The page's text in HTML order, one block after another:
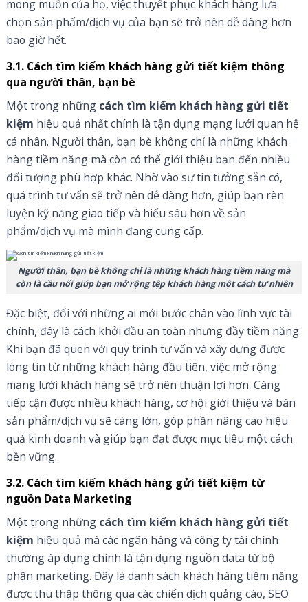
mong muốn của họ, việc thuyết phục khách hàng lựa
chọn sản phẩm/dịch vụ của bạn sẽ trở nên dễ dàng hơn
bao giờ hết.
3.1. Cách tìm kiếm khách hàng gửi tiết kiệm thông
qua người thân, bạn bè
Một trong những cách tìm kiếm khách hàng gửi tiết
kiệm hiệu quả nhất chính là tận dụng mạng lưới quan hệ
cá nhân. Người thân, bạn bè không chỉ là những khách
hàng tiềm năng mà còn có thể giới thiệu bạn đến nhiều
đối tượng phù hợp khác. Nhờ vào sự tin tưởng sẵn có,
quá trình tư vấn sẽ trở nên dễ dàng hơn, giúp bạn rèn
luyện kỹ năng giao tiếp và hiểu sâu hơn về sản
phẩm/dịch vụ mà mình đang cung cấp.
Người thân, bạn bè không chỉ là những khách hàng tiềm năng mà
còn là cầu nối giúp bạn mở rộng tệp khách hàng một cách tự nhiên
Đặc biệt, đối với những ai mới bước chân vào lĩnh vực tài
chính, đây là cách khởi đầu an toàn nhưng đầy tiềm năng.
Khi bạn đã quen với quy trình tư vấn và xây dựng được
lòng tin từ những khách hàng đầu tiên, việc mở rộng
mạng lưới khách hàng sẽ trở nên thuận lợi hơn. Càng
tiếp cận được nhiều khách hàng, cơ hội giới thiệu và bán
sản phẩm/dịch vụ sẽ càng lớn, góp phần nâng cao hiệu
quả kinh doanh và giúp bạn đạt được mục tiêu một cách
bền vững.
3.2. Cách tìm kiếm khách hàng gửi tiết kiệm từ
nguồn Data Marketing
Một trong những cách tìm kiếm khách hàng gửi tiết
kiệm hiệu quả mà các ngân hàng và công ty tài chính
thường áp dụng chính là tận dụng nguồn data từ bộ
phận marketing. Đây là danh sách khách hàng tiềm năng
được thu thập thông qua các chiến dịch quảng cáo, SEO